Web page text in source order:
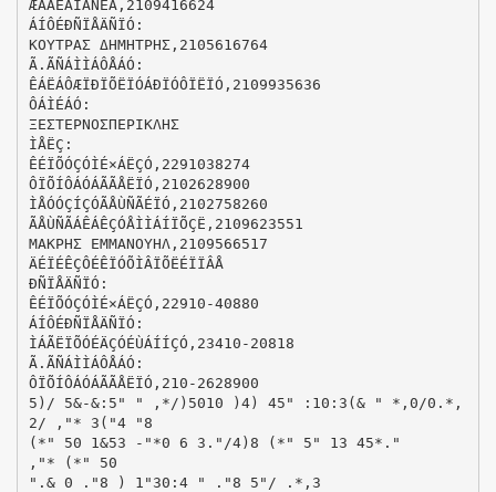
ÆÁÃÊÁ­ÌÁÑÉÁ,­2109416624
ÁÍÔÉÐÑÏÅÄÑÏÓ:
ΚΟΥΤΡΑΣ ΔΗΜΗΤΡΗΣ,­210­5616764
Ã.­ÃÑÁÌÌÁÔÅÁÓ:
ÊÁËÁÔÆÏÐÏÕËÏÓ­ÁÐÏÓÔÏËÏÓ,­2109935636
ÔÁÌÉÁÓ:
ΞΕΣΤΕΡΝΟΣ­ΠΕΡΙΚΛΗΣ
ÌÅËÇ:­
ÊÉÏÕÓÇÓ­ÌÉ×ÁËÇÓ,2291038274
ÔÏÕÍÔÁÓ­ÁÃÃÅËÏÓ,­2102628900
ÌÅÓÓÇÍÇÓ­ÃÅÙÑÃÉÏÓ,­2102758260
ÃÅÙÑÃÁÊÁÊÇÓ­ÅÌÌÁÍÏÕÇË,­2109623551
ΜΑΚΡΗΣ ΕΜΜΑΝΟΥΗΛ,­2109566517
­ÄÉÏÉÊÇÔÉÊÏ­ÓÕÌÂÏÕËÉÏ­ÏÂÅ
ÐÑÏÅÄÑÏÓ:­
ÊÉÏÕÓÇÓ­ÌÉ×ÁËÇÓ,­22910-40880
ÁÍÔÉÐÑÏÅÄÑÏÓ:
ÌÁÃËÏÕÓÉÄÇÓ­ÉÙÁÍÍÇÓ,­23410-20818
Ã.­ÃÑÁÌÌÁÔÅÁÓ:
ÔÏÕÍÔÁÓ­ÁÃÃÅËÏÓ,­210-2628900­
5)/ 5&-&:5" " ,*/)5010 )4) 45" :10:3(& " *,0/0.*,
2/ ,"* 3("4 "8
(*" 50 1&53 -"*0 6 3."/4)8 (*" 5" 13 45*."
,"* (*" 50
".& 0 ."8 ) 1"30:4 " ."8 5"/ .*,3